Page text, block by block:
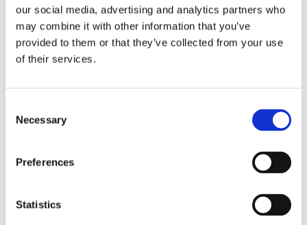
our social media, advertising and analytics partners who
may combine it with other information that you’ve
provided to them or that they’ve collected from your use
of their services.
Selection
Necessary
Preferences
Statistics
★★★★★
Besteld
za 08 aug.
Verzonden
ma 10 aug.
Geleverd
di 11 aug.
Snelle levering uit eigen voorraad
Persoonlijke klantenservice